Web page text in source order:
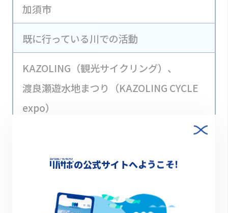
加須市
既に行っている川での活動
KAZOLING（観光サイクリング）、
渡良瀬遊水地まつり（KAZOLING CYCLE
expo）
KAZOLINGとのコラボ
詳細情報
の公式サイトへようこそ!